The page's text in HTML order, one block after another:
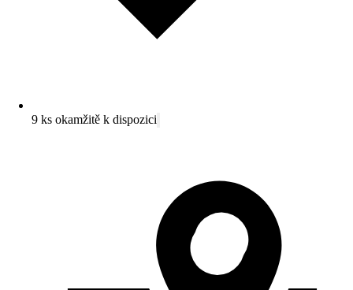
9 ks okamžitě k dispozici